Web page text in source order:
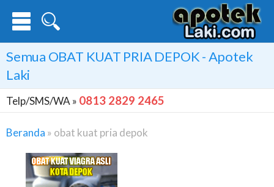
Semua OBAT KUAT PRIA DEPOK- Apotek
Laki
Telp/SMS/WA » 0813 2829 2465
Beranda » obat kuat pria depok
Obat
Kuat